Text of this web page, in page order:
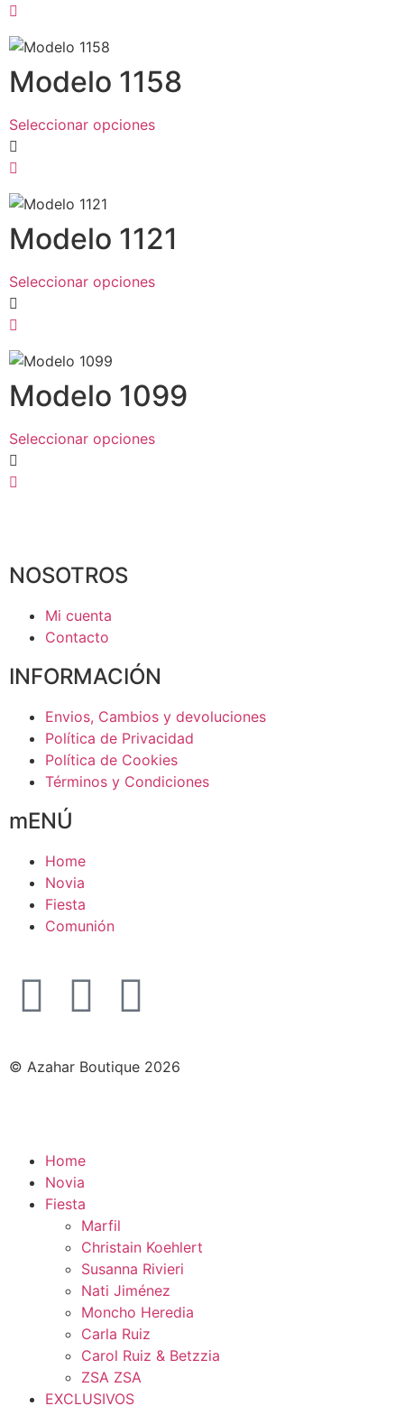
Modelo 1158
Seleccionar opciones
Modelo 1121
Seleccionar opciones
Modelo 1099
Seleccionar opciones
NOSOTROS
Mi cuenta
Contacto
INFORMACIÓN
Envios, Cambios y devoluciones
Política de Privacidad
Política de Cookies
Términos y Condiciones
mENÚ
Home
Novia
Fiesta
Comunión
© Azahar Boutique 2026
Home
Novia
Fiesta
Marfil
Christain Koehlert
Susanna Rivieri
Nati Jiménez
Moncho Heredia
Carla Ruiz
Carol Ruiz & Betzzia
ZSA ZSA
EXCLUSIVOS